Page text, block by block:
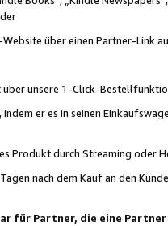
über einen Partner-Link
unsere 1-Click-
er es in seinen
Produkt durch Streaming oder
nach dem Kauf an den
für Partner, die eine